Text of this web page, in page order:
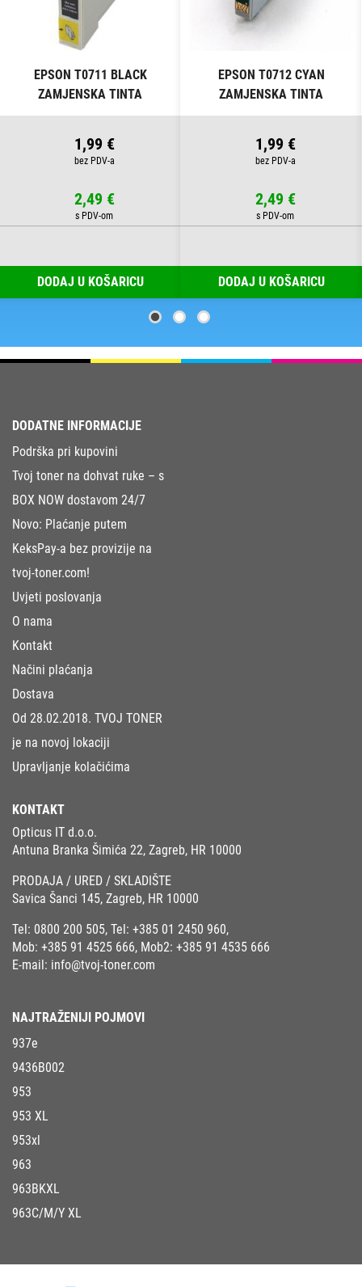
EPSON T0711 BLACK
ZAMJENSKA TINTA
1,99 €
2,49 €
DODAJ U KOŠARICU
EPSON T0712 CYAN
ZAMJENSKA TINTA
1,99 €
2,49 €
DODAJ U KOŠARICU
DODATNE INFORMACIJE
Podrška pri kupovini
Tvoj toner na dohvat ruke – s
BOX NOW dostavom 24/7
Novo: Plaćanje putem
KeksPay-a bez provizije na
tvoj-toner.com!
Uvjeti poslovanja
O nama
Kontakt
Načini plaćanja
Dostava
Od 28.02.2018. TVOJ TONER
je na novoj lokaciji
Upravljanje kolačićima
KONTAKT
Opticus IT d.o.o.
Antuna Branka Šimića 22, Zagreb, HR 10000
PRODAJA / URED / SKLADIŠTE
Savica Šanci 145, Zagreb, HR 10000
Tel: 0800 200 505, Tel: +385 01 2450 960,
Mob: +385 91 4525 666, Mob2: +385 91 4535 666
E-mail: info@tvoj-toner.com
NAJTRAŽENIJI POJMOVI
937e
9436B002
953
953 XL
953xl
963
963BKXL
963C/M/Y XL